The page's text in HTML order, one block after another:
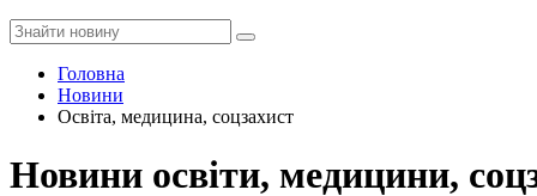
Головна
Новини
Освіта, медицина, соцзахист
Новини освіти, медицини,